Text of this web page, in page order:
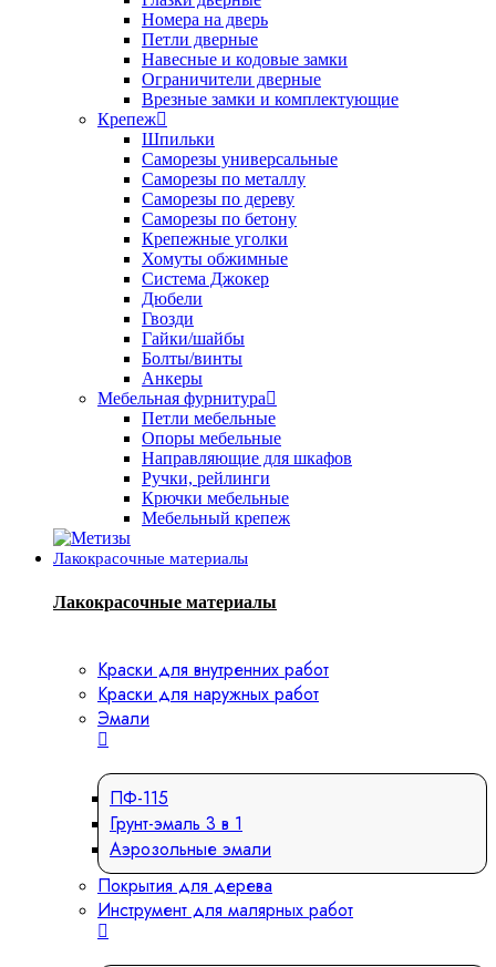
Номера на дверь
Петли дверные
Навесные и кодовые замки
Ограничители дверные
Врезные замки и комплектующие
Крепеж
Шпильки
Саморезы универсальные
Саморезы по металлу
Саморезы по дереву
Саморезы по бетону
Крепежные уголки
Хомуты обжимные
Система Джокер
Дюбели
Гвозди
Гайки/шайбы
Болты/винты
Анкеры
Мебельная фурнитура
Петли мебельные
Опоры мебельные
Направляющие для шкафов
Ручки, рейлинги
Крючки мебельные
Мебельный крепеж
Лакокрасочные материалы
Лакокрасочные материалы
Краски для внутренних работ
Краски для наружных работ
Эмали
ПФ-115
Грунт-эмаль 3 в 1
Аэрозольные эмали
Покрытия для дерева
Инструмент для малярных работ